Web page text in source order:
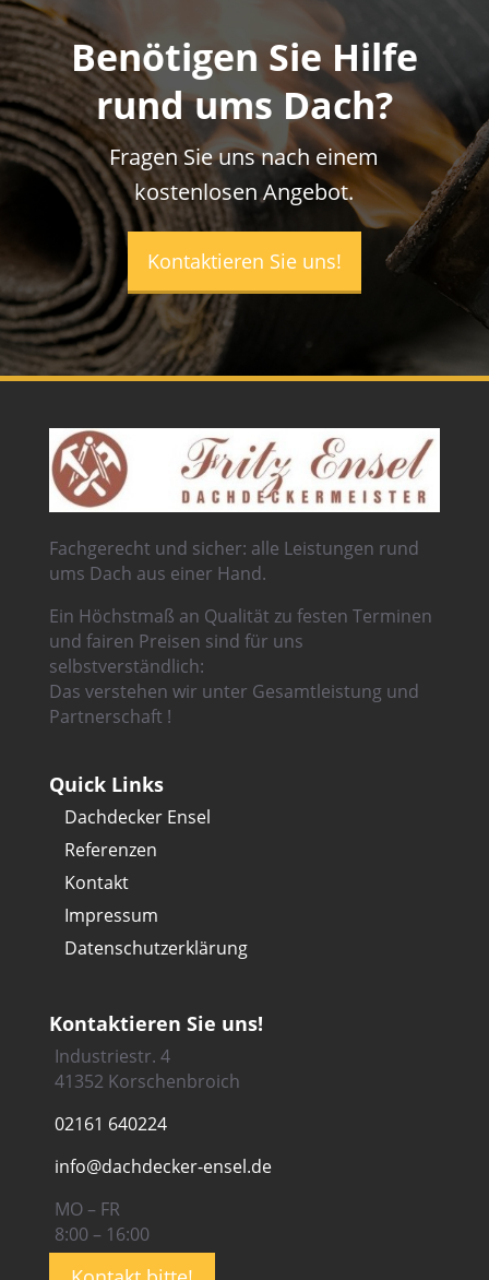
Benötigen Sie Hilfe
rund ums Dach?
Fragen Sie uns nach einem
kostenlosen Angebot.
Kontaktieren Sie uns!
Fachgerecht und sicher: alle Leistungen rund
ums Dach aus einer Hand.
Ein Höchstmaß an Qualität zu festen Terminen
und fairen Preisen sind für uns
selbstverständlich:
Das verstehen wir unter Gesamtleistung und
Partnerschaft !
Quick Links
Dachdecker Ensel
Referenzen
Kontakt
Impressum
Datenschutzerklärung
Kontaktieren Sie uns!
Industriestr. 4
41352 Korschenbroich
02161 640224
info@dachdecker-ensel.de
MO – FR
8:00 – 16:00
Kontakt bitte!